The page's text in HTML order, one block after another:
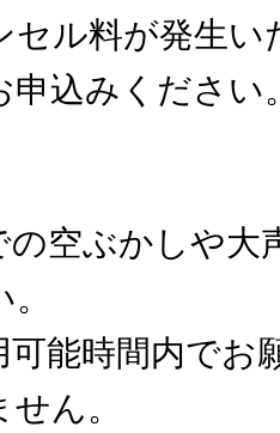
セル料が発生い
申込みください
空ぶかしや大
能時間内でお
ん。